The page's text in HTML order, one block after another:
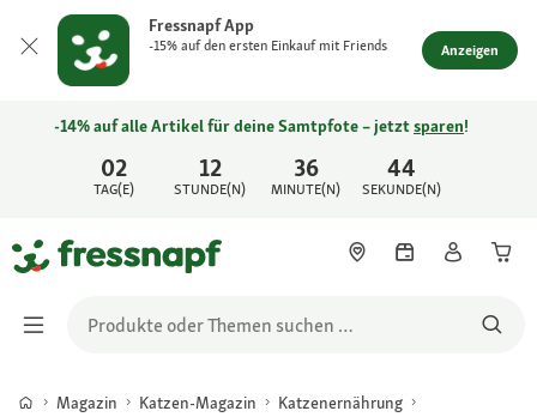
Fressnapf App
-15% auf den ersten Einkauf mit Friends Anzeigen
02
TAG(E)
12
STUNDE(N)
36
MINUTE(N)
44
SEKUNDE(N)
-14% auf alle Artikel für deine Samtpfote – jetztsparen!
Magazin Katzen-Magazin
Katzenernährung